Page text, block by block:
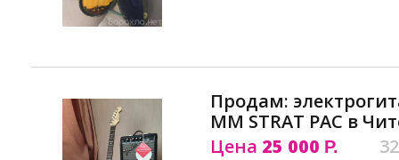
Продам:
MM STRAT PAC в
Цена 25 000 Р.